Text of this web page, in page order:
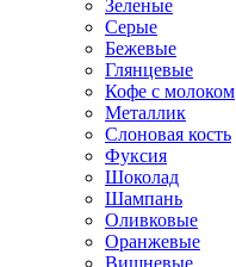
Зеленые
Серые
Бежевые
Глянцевые
Кофе с молоком
Металлик
Слоновая кость
Фуксия
Шоколад
Шампань
Оливковые
Оранжевые
Вишневые